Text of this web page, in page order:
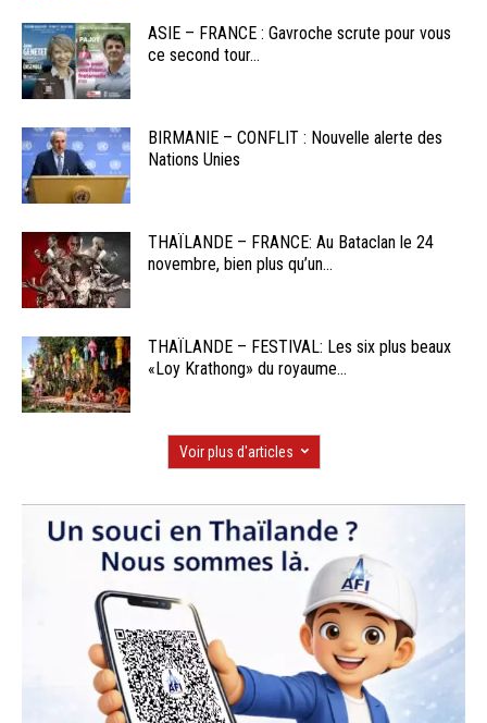
ASIE – FRANCE : Gavroche scrute pour vous
ce second tour...
BIRMANIE – CONFLIT : Nouvelle alerte des
Nations Unies
THAÏLANDE – FRANCE: Au Bataclan le 24
novembre, bien plus qu’un...
THAÏLANDE – FESTIVAL: Les six plus beaux
«Loy Krathong» du royaume...
Voir plus d'articles